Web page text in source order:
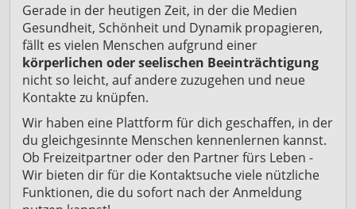
Gerade in der heutigen Zeit, in der die Medien
Gesundheit, Schönheit und Dynamik propagieren,
fällt es vielen Menschen aufgrund einer
körperlichen oder seelischen Beeinträchtigung
nicht so leicht, auf andere zuzugehen und neue
Kontakte zu knüpfen.
Wir haben eine Plattform für dich geschaffen, in der
du gleichgesinnte Menschen kennenlernen kannst.
Ob Freizeitpartner oder den Partner fürs Leben -
Wir bieten dir für die Kontaktsuche viele nützliche
Funktionen, die du sofort nach der Anmeldung